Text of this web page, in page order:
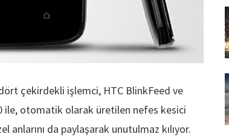
çekirdekli işlemci, HTC BlinkFeed ve
ile, otomatik olarak üretilen nefes kesici
da paylaşarak unutulmaz kılıyor.